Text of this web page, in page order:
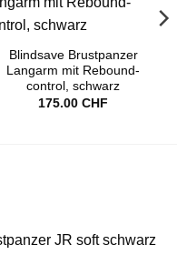
Blindsave Brustpanzer
Langarm mit Rebound-
control, schwarz
175.00 CHF
JR soft schwarz